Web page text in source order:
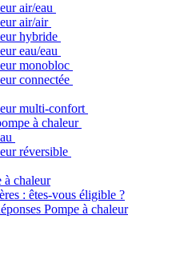
air/eau
air/air
hybride
eau/eau
monobloc
connectée
multi-confort
à chaleur
réversible
à chaleur
: êtes-vous éligible ?
Pompe à chaleur